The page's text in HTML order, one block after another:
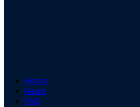
Home
News
FAQ